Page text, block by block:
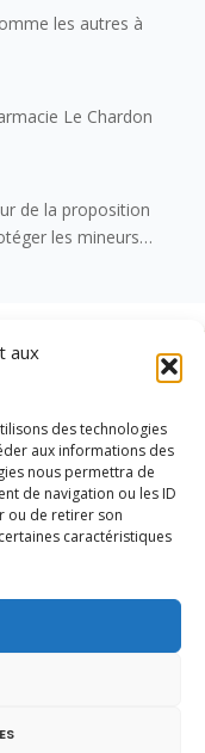
aux
des technologies
aux informations des
nous permettra de
de navigation ou les ID
ou de retirer son
caractéristiques
aux
et de l’arc
la Haute-Savoie
les autres à
Le Chardon
de la proposition
les mineurs
des réseaux
en